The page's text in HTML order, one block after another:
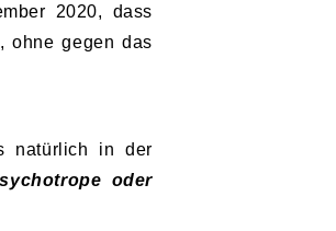
2020, dass
ohne gegen das
natürlich in der
oder